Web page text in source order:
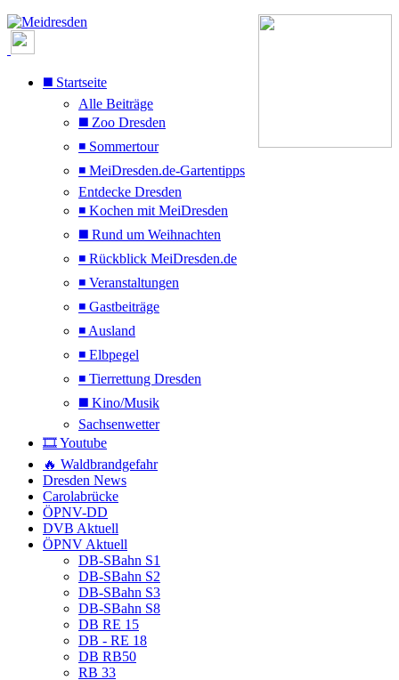
◼️ Startseite
Alle Beiträge
◼️ Zoo Dresden
◾ Sommertour
◾ MeiDresden.de-Gartentipps
Entdecke Dresden
◾ Kochen mit MeiDresden
◼️ Rund um Weihnachten
◾ Rückblick MeiDresden.de
◾ Veranstaltungen
◾ Gastbeiträge
◾ Ausland
◾ Elbpegel
◾ Tierrettung Dresden
◼️ Kino/Musik
Sachsenwetter
🎞️ Youtube
🔥 Waldbrandgefahr
Dresden News
Carolabrücke
ÖPNV-DD
DVB Aktuell
ÖPNV Aktuell
DB-SBahn S1
DB-SBahn S2
DB-SBahn S3
DB-SBahn S8
DB RE 15
DB - RE 18
DB RB50
RB 33